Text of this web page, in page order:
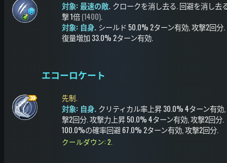
対象: 最速の敵. クロークを消し去る.回避を消し去
撃1倍(1400).
対象: 自身. シールド 50.0% 2ターン有効, 攻撃2回分.
復量増加33.0% 2ターン有効.
エコーロケート
先制.
対象: 自身. クリティカル率上昇30.0%4ターン有効
撃2回分.攻撃力上昇50.0%4ターン有効, 攻撃2回分.
100.0%の確率回避67.0% 2ターン有効, 攻撃2回分.
クールダウン: 2.